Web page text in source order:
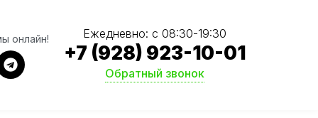
онлайн! Ежедневно: с 08:30-19:30
+7 (928) 923-10-01
Обратный звонок